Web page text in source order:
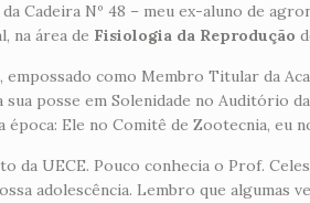
Cadeira Nº 48 – meu ex-aluno de
na área de Fisiologia da Reprodução
como Membro Titular da
posse em Solenidade no Auditório
Ele no Comitê de Zootecnia, eu
da UECE. Pouco conhecia o Prof.
adolescência. Lembro que algumas